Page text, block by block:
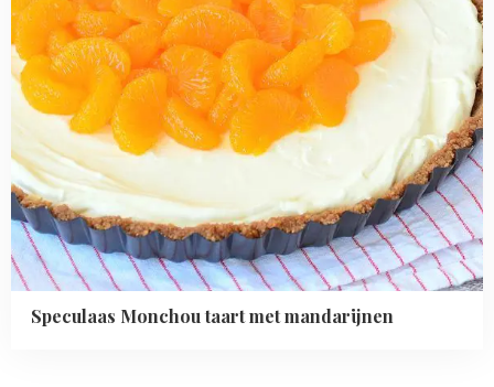
Speculaas Monchou taart met mandarijnen